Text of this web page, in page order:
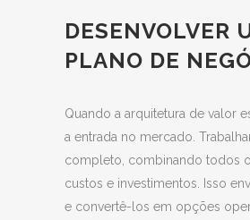
DESENVOLVER
PLANO DE
Quando a arquitetura de valor
a entrada no mercado.
completo, combinando todos
custos e investimentos. Isso
e convertê-los em opções